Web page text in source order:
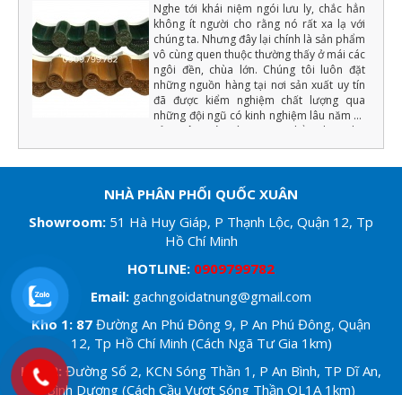
Nghe tới khái niệm ngói lưu ly, chắc hẳn
không ít người cho rằng nó rất xa lạ với
chúng ta. Nhưng đây lại chính là sản phẩm
vô cùng quen thuộc thường thấy ở mái các
ngôi đền, chùa lớn. Chúng tôi luôn đặt
những nguồn hàng tại nơi sản xuất uy tín
đã được kiểm nghiệm chất lượng qua
những đội ngũ có kinh nghiệm lâu năm về
sản xuât ngói tráng men (Chẳng hạn như
màu men phải đồng đều, chất lượng cốt
tố trên chúng tôi mới xuất hàng.
NHÀ PHÂN PHỐI QUỐC XUÂN
Showroom: 51 Hà Huy Giáp, P Thạnh Lộc, Quận 12, Tp
Hồ Chí Minh
HOTLINE: 0909799782
Email: gachngoidatnung@gmail.com
Kho 1: 87 Đường An Phú Đông 9, P An Phú Đông, Quận
12, Tp Hồ Chí Minh (Cách Ngã Tư Gia 1km)
Kho 2: Đường Số 2, KCN Sóng Thần 1, P An Bình, TP Dĩ An,
Bình Dương (Cách Cầu Vượt Sóng Thần QL1A 1km)